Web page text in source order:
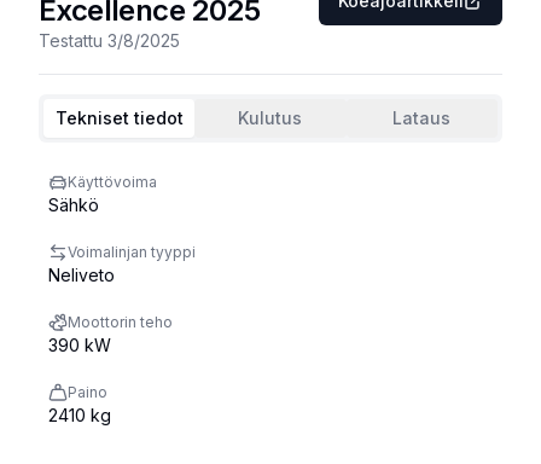
Excellence 2025
Testattu 3/8/2025
Tekniset tiedot Kulutus Lataus
Käyttövoima
Sähkö
Voimalinjan tyyppi
Neliveto
Moottorin teho
390 kW
Paino
2410 kg